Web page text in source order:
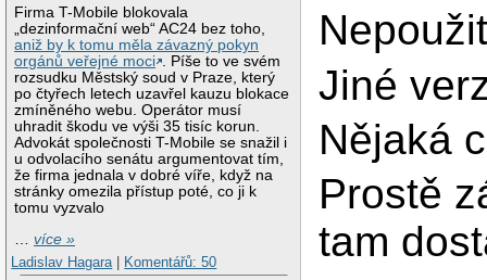
Firma T-Mobile blokovala
„dezinformační web“ AC24 bez toho,
aniž by k tomu měla závazný pokyn
orgánů veřejné moci
. Píše to ve svém
rozsudku Městský soud v Praze, který
po čtyřech letech uzavřel kauzu blokace
zmíněného webu. Operátor musí
uhradit škodu ve výši 35 tisíc korun.
Advokát společnosti T-Mobile se snažil i
u odvolacího senátu argumentovat tím,
že firma jednala v dobré víře, když na
stránky omezila přístup poté, co ji k
tomu vyzvalo
…více »
Ladislav Hagara| Komentářů: 50
Jiné
Nějaká
Prostě
tam